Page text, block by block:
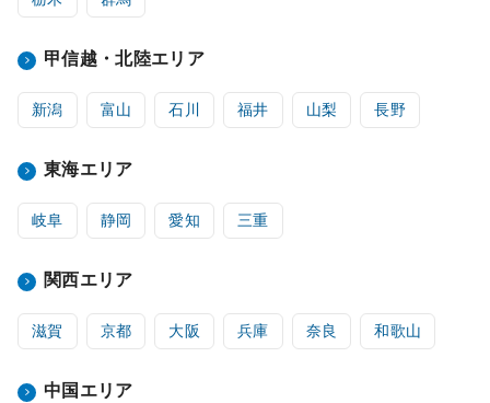
甲信越・北陸エリア
新潟 富山 石川 福井 山梨 長野
東海エリア
岐阜 静岡 愛知 三重
関西エリア
滋賀 京都 大阪 兵庫 奈良 和歌山
中国エリア